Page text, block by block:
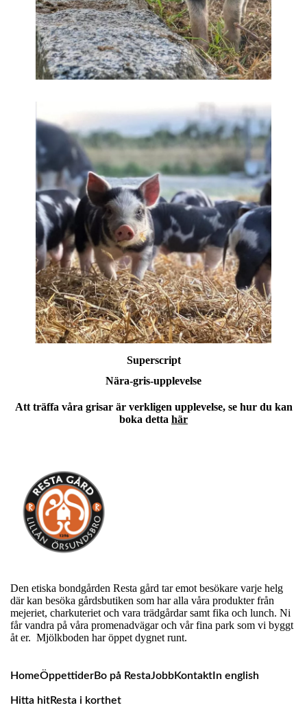
Superscript
Nära-gris-upplevelse
Att träffa våra grisar är verkligen upplevelse, se hur du kan
boka detta här
Den etiska bondgården Resta gård tar emot besökare varje helg
där kan besöka gårdsbutiken som har alla våra produkter från
mejeriet, charkuteriet och vara trädgårdar samt fika och lunch. Ni
får vandra på våra promenadvägar och vår fina park som vi byggt
åt er. Mjölkboden har öppet dygnet runt.
HomeÖppettiderBo på RestaJobbKontakt In english
Hitta hitResta i korthet